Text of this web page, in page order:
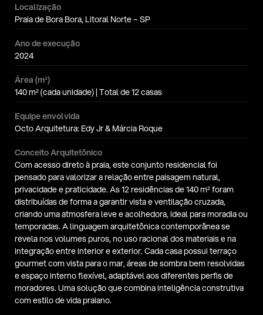
Localização
Praia de Bora Bora, Litoral Norte – SP
Ano de execução
2024
Área (m²)
140 m² (cada unidade) | Total de 12 casas
Equipe envolvida
Octo Arquitetura: Edy Jr & Márcia Roque
Conceito Arquitetônico
Com acesso direto à praia, este conjunto residencial foi
pensado para valorizar a relação entre paisagem natural,
privacidade e praticidade. As 12 residências de 140 m² foram
distribuídas de forma a garantir vista e ventilação cruzada,
criando uma atmosfera leve e acolhedora, ideal para moradia ou
temporadas. A linguagem arquitetônica contemporânea se
revela nos volumes puros, no uso racional dos materiais e na
integração entre interior e exterior. Cada casa possui terraço
gourmet com vista para o mar, áreas de sombra bem resolvidas
e espaço interno flexível, adaptável aos diferentes perfis de
moradores. Uma solução que combina inteligência construtiva
com estilo de vida praiano.